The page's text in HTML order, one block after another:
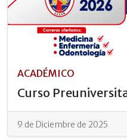
ACADÉMICO
Curso
9 de Diciembre de 2025